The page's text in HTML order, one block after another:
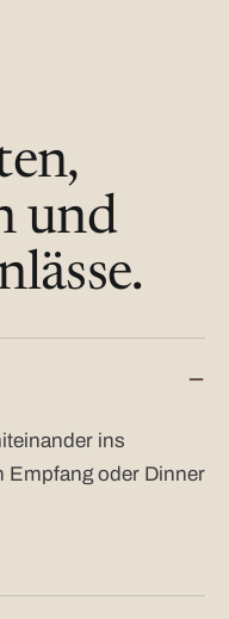
und
ins
Empfang oder Dinner